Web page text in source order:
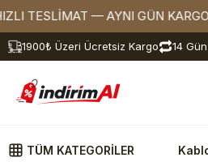
— AYNI GÜN KARGODA
1900₺ Üzeri Ücretsiz Kargo 14
TÜM KATEGORİLER